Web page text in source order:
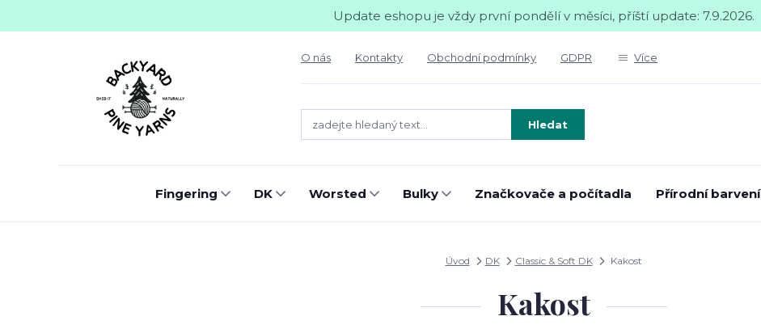
Update eshopu je vždy první pondělí v měsíci, příští update: 7.9.2026.
O nás Kontakty Obchodní podmínky GDPR Více
Hledat
Fingering DK Worsted Bulky Značkovače a počítadla Přírodní barvení
Úvod DK Classic & Soft DK Kakost
Kakost